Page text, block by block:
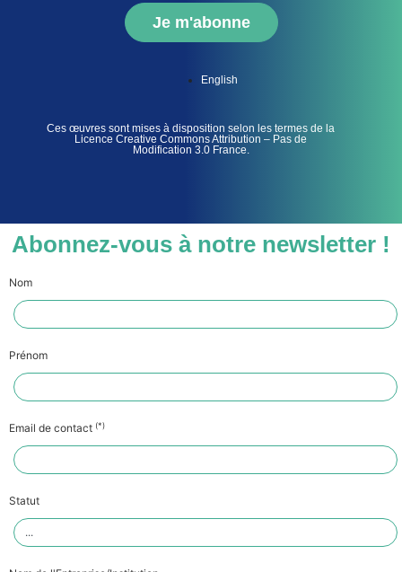
Je m'abonne
English
Ces œuvres sont mises à disposition selon les termes de la
Licence Creative Commons Attribution – Pas de
Modification 3.0 France.
Abonnez-vous à notre newsletter !
Nom
Prénom
Email de contact (*)
Statut